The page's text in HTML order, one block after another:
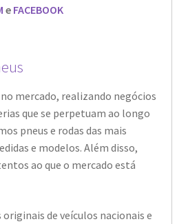
e FACEBOOK
no mercado, realizando negócios
que se perpetuam ao longo
pneus e rodas das mais
e modelos. Além disso,
ao que o mercado está
de veículos nacionais e